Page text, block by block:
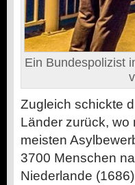
Ein Bundespolizist
Zugleich schickte
Länder zurück, wo
meisten
3700 Menschen
Niederlande